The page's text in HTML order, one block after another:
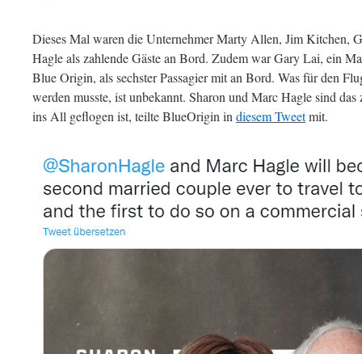
Dieses Mal waren die Unternehmer Marty Allen, Jim Kitchen,
Hagle als zahlende Gäste an Bord. Zudem war Gary Lai, ein
Blue Origin, als sechster Passagier mit an Bord. Was für den
werden musste, ist unbekannt. Sharon und Marc Hagle sind
ins All geflogen ist, teilte BlueOrigin in diesem Tweetmit.